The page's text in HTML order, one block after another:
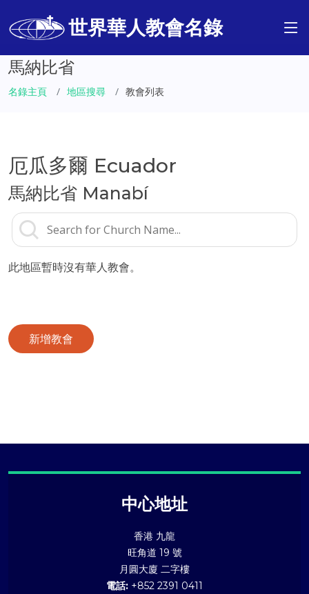
世界華人教會名錄
馬納比省
名錄主頁 地區搜尋 教會列表
厄瓜多爾 Ecuador
馬納比省 Manabí
此地區暫時沒有華人教會。
新增教會
中心地址
香港 九龍
旺角道 19 號
月圓大廈 二字樓
電話: +852 2391 0411